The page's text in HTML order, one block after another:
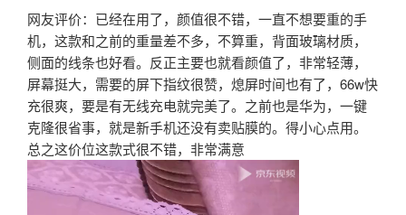
网友评价：已经在用了，颜值很不错，一直不想要重的手
机，这款和之前的重量差不多，不算重，背面玻璃材质，
侧面的线条也好看。反正主要也就看颜值了，非常轻薄，
屏幕挺大，需要的屏下指纹很赞，熄屏时间也有了，66w快
充很爽，要是有无线充电就完美了。之前也是华为，一键
克隆很省事，就是新手机还没有卖贴膜的。得小心点用。
总之这价位这款式很不错，非常满意